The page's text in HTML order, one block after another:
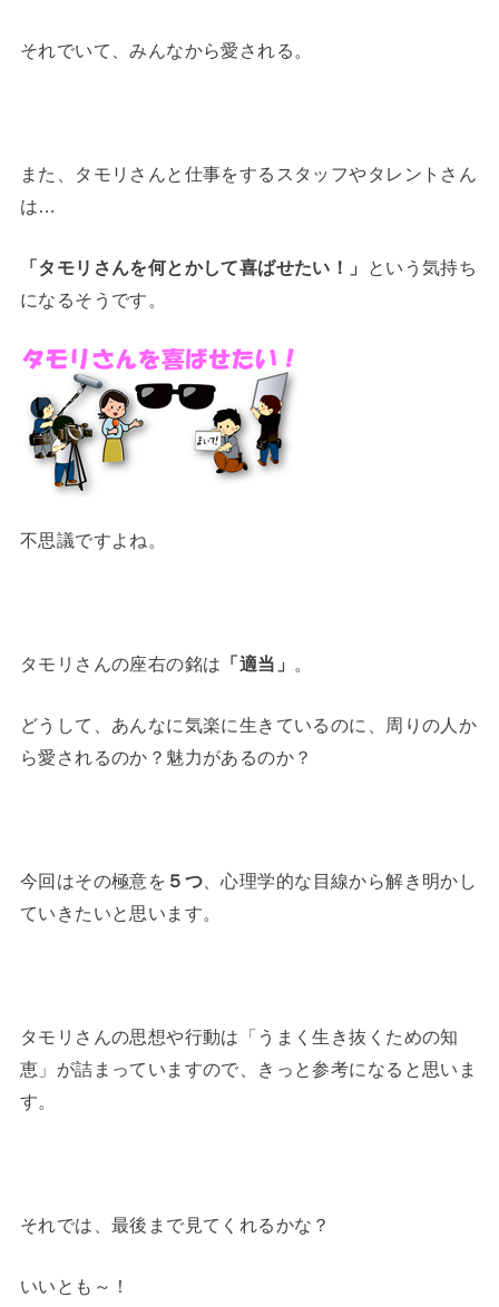
それでいて、みんなから愛される。
また、タモリさんと仕事をするスタッフやタレントさん
は…
「タモリさんを何とかして喜ばせたい！」
という気持ち
になるそうです。
不思議ですよね。
タモリさんの座右の銘は 「適当」 。
どうして、あんなに気楽に生きているのに、周りの人か
ら愛されるのか？魅力があるのか？
今回はその極意を ５つ 、心理学的な目線から解き明かし
ていきたいと思います。
タモリさんの思想や行動は「うまく生き抜くための知
恵」が詰まっていますので、きっと参考になると思いま
す。
それでは、最後まで見てくれるかな？
いいとも～！